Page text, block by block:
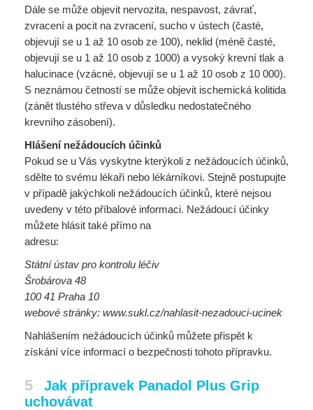
Dále se může objevit nervozita, nespavost, závrať,
zvracení a pocit na zvracení, sucho v ústech (časté,
objevují se u 1 až 10 osob ze 100), neklid (méně časté,
objevují se u 1 až 10 osob z 1000) a vysoký krevní tlak a
halucinace (vzácné, objevují se u 1 až 10 osob z 10 000).
S neznámou četností se může objevit ischemická kolitida
(zánět tlustého střeva v důsledku nedostatečného
krevního zásobení).
Hlášení nežádoucích účinků
Pokud se u Vás vyskytne kterýkoli z nežádoucích účinků,
sdělte to svému lékaři nebo lékárníkovi. Stejně postupujte
v případě jakýchkoli nežádoucích účinků, které nejsou
uvedeny v této příbalové informaci. Nežádoucí účinky
můžete hlásit také přímo na
adresu:
Státní ústav pro kontrolu léčiv
Šrobárova 48
100 41 Praha 10
webové stránky: www.sukl.cz/nahlasit-nezadouci-ucinek
Nahlášením nežádoucích účinků můžete přispět k
získání více informací o bezpečnosti tohoto přípravku.
5
Jak přípravek Panadol Plus Grip
uchovávat